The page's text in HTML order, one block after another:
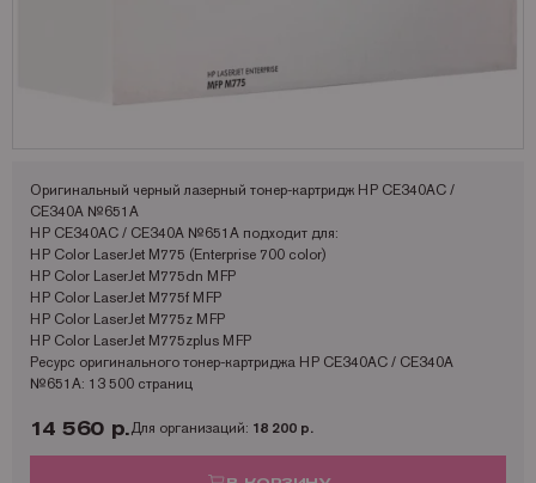
Pantum
Ricoh
Samsung
Sharp
Toshiba
Xerox
Катюша
Аналоги Ricoh
Аналоги Samsung
Аналоги Sharp
Аналоги Xerox
Запчасти для Samsung
Фотобумага Lomond и пленки для струйных принтеров
Принтеры Hewllet Packard
Принтеры Panasonic
Принтеры Ricoh
Принтеры Samsung
Принтеры Sharp
Принтеры XEROX
Факсы Panasonic
Принтеры Kyocera
Оригинальный черный лазерный тонер-картридж HP CE340AC /
CE340A №651A
HP CE340AC / CE340A №651A подходит для:
HP Color LaserJet M775 (Enterprise 700 color)
HP Color LaserJet M775dn MFP
HP Color LaserJet M775f MFP
HP Color LaserJet M775z MFP
HP Color LaserJet M775zplus MFP
Ресурс оригинального тонер-картриджа HP CE340AC / CE340A
№651A: 13 500 страниц
14 560 р.Для организаций: 18 200 р.